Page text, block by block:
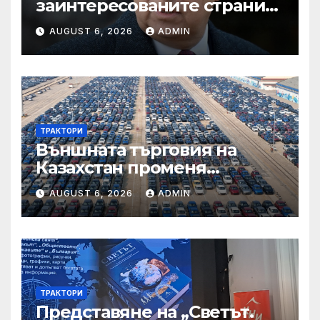
заинтересованите страни
във външното осигуряване
на качеството“
AUGUST 6, 2026 ADMIN
ТРАКТОРИ
Външната търговия на
Казахстан променя
структурата си – шест
тенденции
AUGUST 6, 2026 ADMIN
ТРАКТОРИ
Представяне на „Светът.